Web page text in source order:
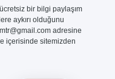
bir bilgi paylaşım
aykırı olduğunu
adresine
içerisinde sitemizden